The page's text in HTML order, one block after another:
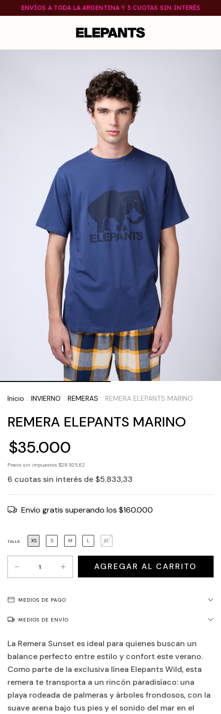
ENVÍOS A TODA LA ARGENTINA Y 3 CUOTAS SIN INTERÉS
Inicio . INVIERNO . REMERAS . REMERA ELEPANTS MARINO
REMERA ELEPANTS MARINO
$35.000
6 cuotas sin interés de $5.833,33
Precio sin impuestos $28.925,62
Envío gratis superando los $160.000
TALLE XS S M L XL
MEDIOS DE PAGO
MEDIOS DE ENVÍO
La Remera Sunset es ideal para quienes buscan un
balance perfecto entre estilo y confort este verano.
Como parte de la exclusiva línea Elepants Wild, esta
remera te transporta a un rincón paradisíaco: una
playa rodeada de palmeras y árboles frondosos, con la
suave arena bajo tus pies y el sonido del mar en el